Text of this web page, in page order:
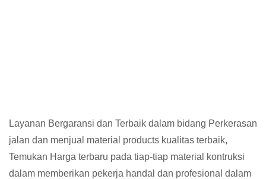
Layanan Bergaransi dan Terbaik dalam bidang Perkerasan
jalan dan menjual material products kualitas terbaik,
Temukan Harga terbaru pada tiap-tiap material kontruksi
dalam memberikan pekerja handal dan profesional dalam